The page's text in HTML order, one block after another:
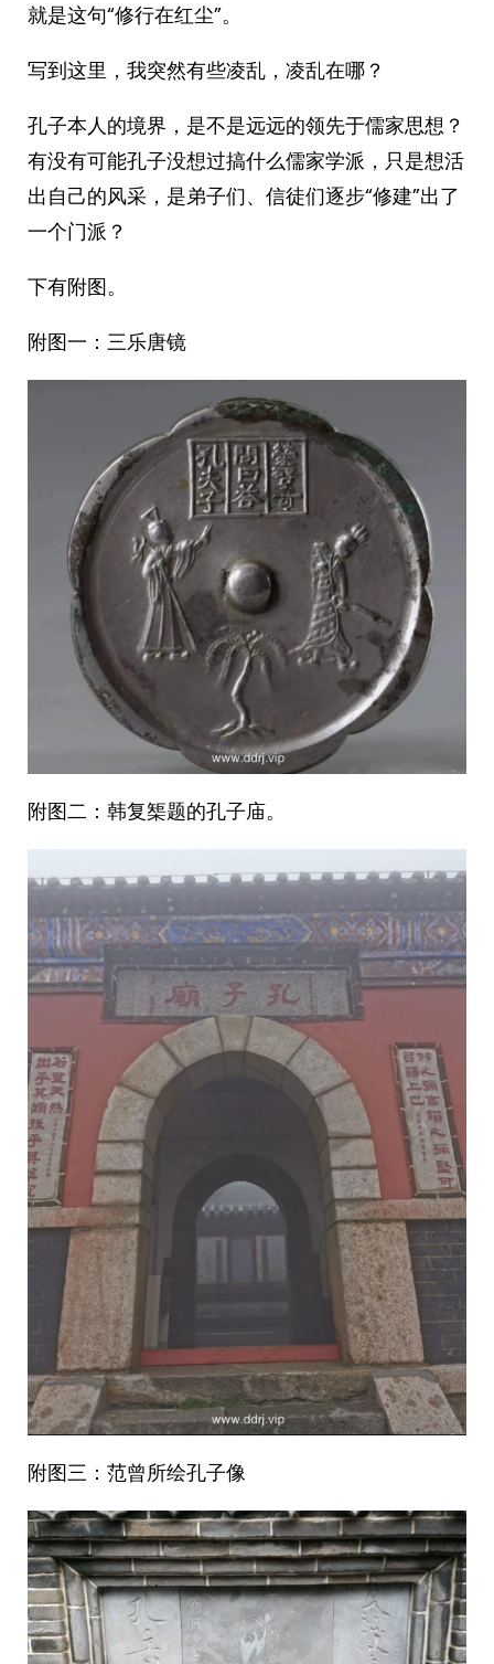
就是这句“修行在红尘”。
写到这里，我突然有些凌乱，凌乱在哪？
孔子本人的境界，是不是远远的领先于儒家思想？
有没有可能孔子没想过搞什么儒家学派，只是想活
出自己的风采，是弟子们、信徒们逐步“修建”出了
一个门派？
下有附图。
附图一：三乐唐镜
附图二：韩复榘题的孔子庙。
附图三：范曾所绘孔子像